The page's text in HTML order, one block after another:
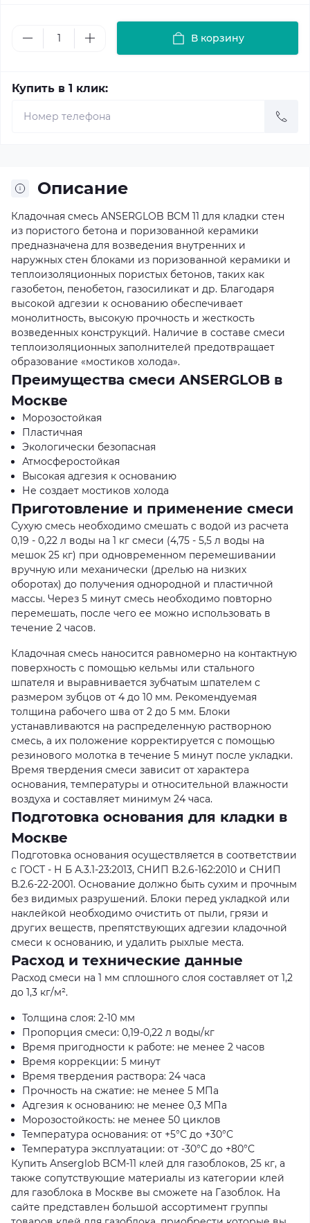
В корзину
Купить в 1 клик:
Описание
Кладочная смесь ANSERGLOB ВСМ 11 для кладки стен
из пористого бетона и поризованной керамики
предназначена для возведения внутренних и
наружных стен блоками из поризованной керамики и
теплоизоляционных пористых бетонов, таких как
газобетон, пенобетон, газосиликат и др. Благодаря
высокой адгезии к основанию обеспечивает
монолитность, высокую прочность и жесткость
возведенных конструкций. Наличие в составе смеси
теплоизоляционных заполнителей предотвращает
образование «мостиков холода».
Преимущества смеси ANSERGLOB в
Москве
Морозостойкая
Пластичная
Экологически безопасная
Атмосферостойкая
Высокая адгезия к основанию
Не создает мостиков холода
Приготовление и применение смеси
Сухую смесь необходимо смешать с водой из расчета
0,19 - 0,22 л воды на 1 кг смеси (4,75 - 5,5 л воды на
мешок 25 кг) при одновременном перемешивании
вручную или механически (дрелью на низких
оборотах) до получения однородной и пластичной
массы. Через 5 минут смесь необходимо повторно
перемешать, после чего ее можно использовать в
течение 2 часов.
Кладочная смесь наносится равномерно на контактную
поверхность с помощью кельмы или стального
шпателя и выравнивается зубчатым шпателем с
размером зубцов от 4 до 10 мм. Рекомендуемая
толщина рабочего шва от 2 до 5 мм. Блоки
устанавливаются на распределенную растворною
смесь, а их положение корректируется с помощью
резинового молотка в течение 5 минут после укладки.
Время твердения смеси зависит от характера
основания, температуры и относительной влажности
воздуха и составляет минимум 24 часа.
Подготовка основания для кладки в
Москве
Подготовка основания осуществляется в соответствии
с ГОСТ - Н Б А.3.1-23:2013, СНИП В.2.6-162:2010 и СНИП
В.2.6-22-2001. Основание должно быть сухим и прочным
без видимых разрушений. Блоки перед укладкой или
наклейкой необходимо очистить от пыли, грязи и
других веществ, препятствующих адгезии кладочной
смеси к основанию, и удалить рыхлые места.
Расход и технические данные
Расход смеси на 1 мм сплошного слоя составляет от 1,2
до 1,3 кг/м².
Толщина слоя: 2-10 мм
Пропорция смеси: 0,19-0,22 л воды/кг
Время пригодности к работе: не менее 2 часов
Время коррекции: 5 минут
Время твердения раствора: 24 часа
Прочность на сжатие: не менее 5 МПа
Адгезия к основанию: не менее 0,3 МПа
Морозостойкость: не менее 50 циклов
Температура основания: от +5°С до +30°С
Температура эксплуатации: от -30°С до +80°С
Купить Anserglob BCM-11 клей для газоблоков, 25 кг, а
также сопутствующие материалы из категории клей
для газоблока в Москве вы сможете на Газоблок. На
сайте представлен большой ассортимент группы